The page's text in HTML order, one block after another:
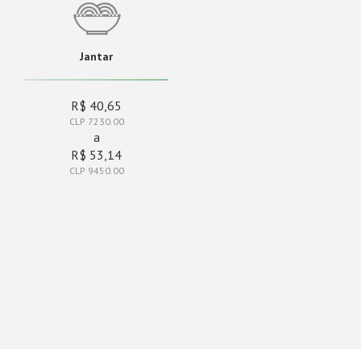
Jantar
R$ 40,65
CLP 7230.00
a
R$ 53,14
CLP 9450.00